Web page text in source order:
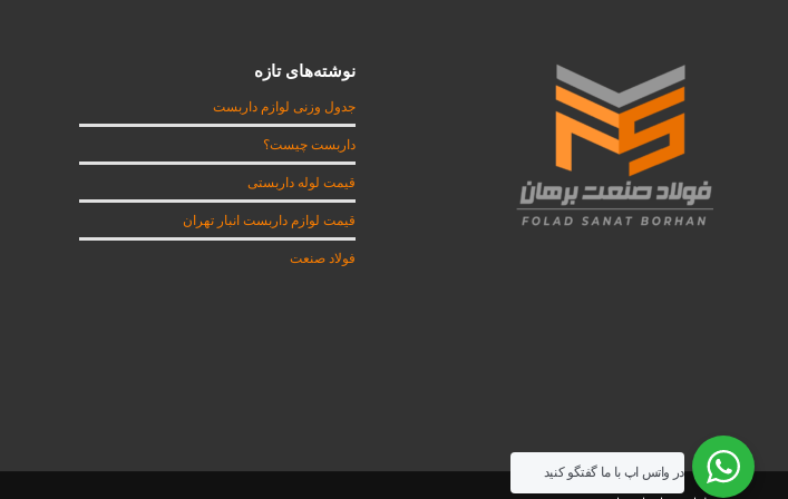
نوشته‌های تازه
جدول وزنی لوازم داربست
داربست چیست؟
قیمت لوله داربستی
قیمت لوازم داربست انبار تهران
فولاد صنعت
در واتس اپ با ما گفتگو کنید